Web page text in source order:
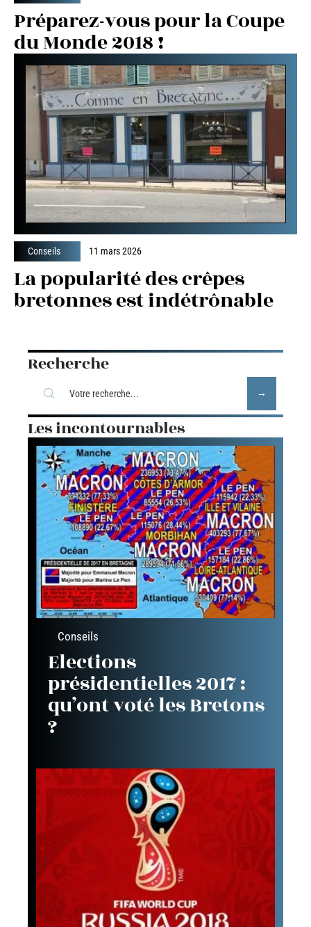
Préparez-vous pour la Coupe
du Monde 2018 !
Conseils 11 mars 2026
La popularité des crêpes
bretonnes est indétrônable
Recherche
Les incontournables
Conseils
Elections
présidentielles 2017 :
qu’ont voté les Bretons
?